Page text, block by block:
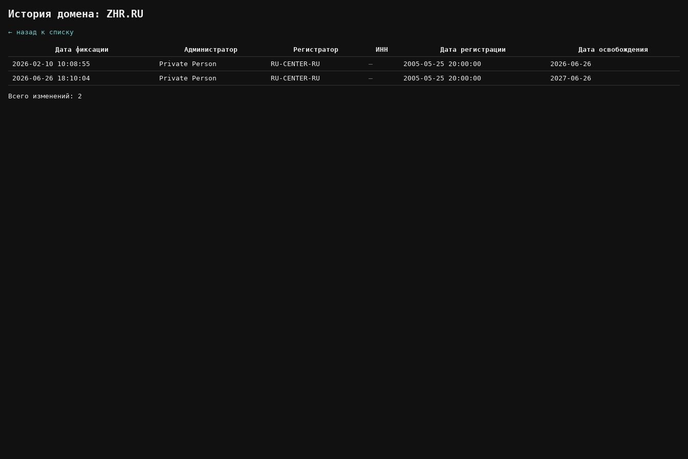
История домена: ZHR.RU
← назад к списку
Дата фиксации Администратор Регистратор ИНН Дата регистрации
Дата освобождения
2026-02-10 10:08:55
Private Person RU-CENTER-RU — 2005-05-25 20:00:00
2026-06-26
2026-06-26 18:10:04
Private Person RU-CENTER-RU — 2005-05-25 20:00:00 2027-06-26
Всего изменений: 2